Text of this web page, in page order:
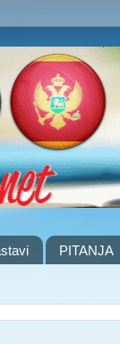
PITANJA